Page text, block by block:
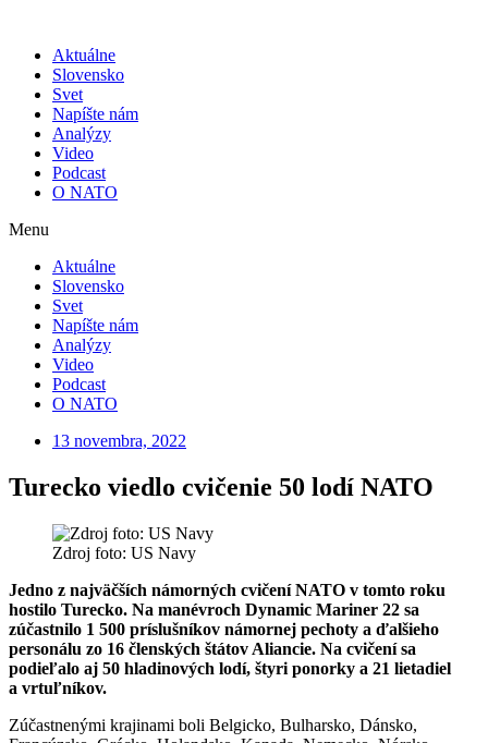
contentAktuálne
Slovensko
Svet
Napíšte nám
Analýzy
Video
Podcast
O NATO
Menu
Aktuálne
Slovensko
Svet
Napíšte nám
Analýzy
Video
Podcast
O NATO
13 novembra, 2022
Turecko viedlo cvičenie 50 lodí NATO
Zdroj foto: US Navy
Jedno z najväčších námorných cvičení NATO v tomto roku
hostilo Turecko. Na manévroch Dynamic Mariner 22 sa
zúčastnilo 1 500 príslušníkov námornej pechoty a ďalšieho
personálu zo 16 členských štátov Aliancie. Na cvičení sa
podieľalo aj 50 hladinových lodí, štyri ponorky a 21 lietadiel
a vrtuľníkov.
Zúčastnenými krajinami boli Belgicko, Bulharsko, Dánsko,